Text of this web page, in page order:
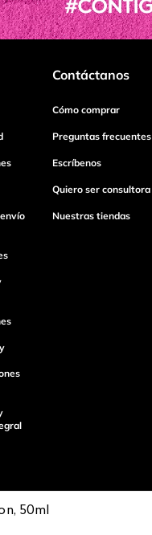
50ml
Contáctanos
Cómo comprar
Preguntas frecuentes
Escríbenos
Quiero ser consultora
Nuestras tiendas